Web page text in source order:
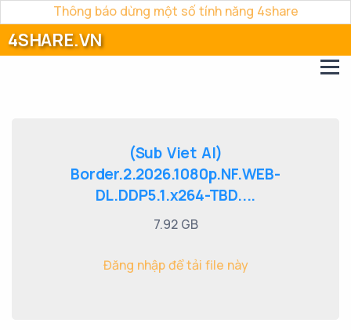
Thông báo dừng một số tính năng 4share
4SHARE.VN
(Sub Viet AI)
Border.2.2026.1080p.NF.WEB-
DL.DDP5.1.x264-TBD....
7.92 GB
Đăng nhập để tải file này